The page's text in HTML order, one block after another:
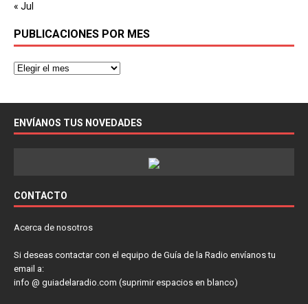
« Jul
PUBLICACIONES POR MES
ENVÍANOS TUS NOVEDADES
CONTACTO
Acerca de nosotros
Si deseas contactar con el equipo de Guía de la Radio envíanos tu
email a:
info @ guiadelaradio.com (suprimir espacios en blanco)